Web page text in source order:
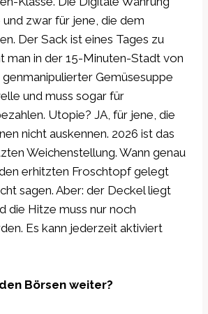
zwar für jene, die dem
Der Sack ist eines Tages zu
man in der 15-Minuten-Stadt von
Gemüsesuppe
und muss sogar für
Utopie? JA, für jene, die
nicht auskennen. 2026 ist das
Weichenstellung. Wann genau
erhitzten Froschtopf gelegt
sagen. Aber: der Deckel liegt
die Hitze muss nur noch
Es kann jederzeit aktiviert
Börsen weiter?